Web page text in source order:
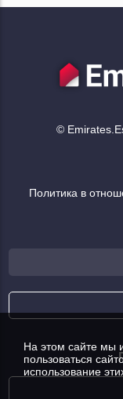
©
Политика в
На этом сайте мы
пользоваться
использование